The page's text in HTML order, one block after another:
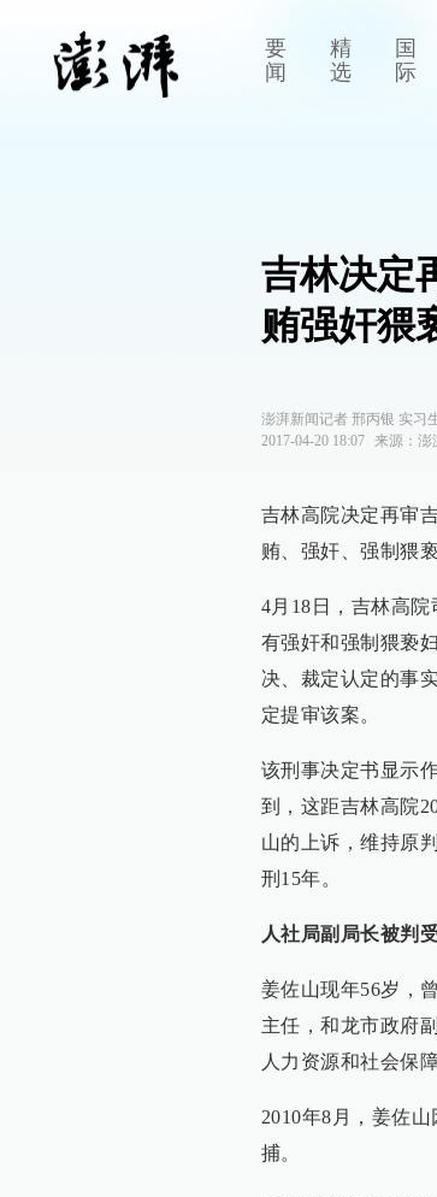
要
闻
精
选
国
际
吉林决定
贿强奸猥
澎湃新闻记者 邢丙银 实习
2017-04-20 18:07
来源： 澎
吉林高院决定再审
贿、强奸、强制猥
4月18日，吉林高
有强奸和强制猥亵
决、裁定认定的事
定提审该案。
该刑事决定书显示
到，这距吉林高院
山的上诉，维持原
刑15年。
人社局副局长被判
姜佐山现年56岁，
主任，和龙市政府
人力资源和社会保
2010年8月，姜佐
捕。